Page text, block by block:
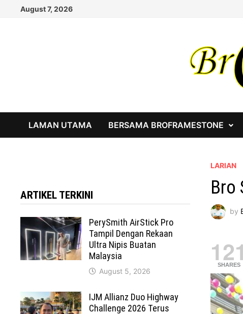
August 7, 2026
LAMAN UTAMA BERSAMA BROFRAMESTONE
LARIAN
Bro
by
121
SHARES
ARTIKEL TERKINI
PerySmith AirStick Pro
Tampil Dengan Rekaan
Ultra Nipis Buatan
Malaysia
August 5, 2026
IJM Allianz Duo Highway
Challenge 2026 Terus